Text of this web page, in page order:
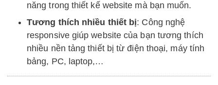
năng trong thiết kế website mà bạn muốn.
Tương thích nhiều thiết bị: Công nghệ
responsive giúp website của bạn tương thích
nhiều nền tảng thiết bị từ điện thoại, máy tính
bảng, PC, laptop,…